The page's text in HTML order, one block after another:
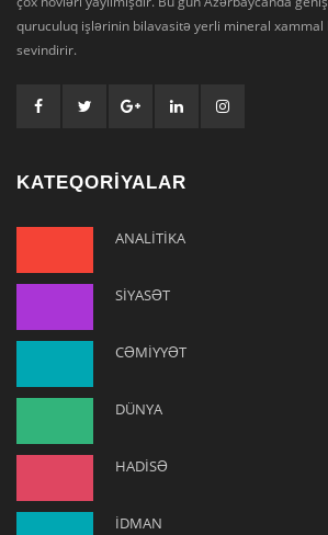
quruculuq işlərinin bilavasitə yerli mineral xammal
sevindirir.
KATEQORİYALAR
ANALİTİKA
SİYASƏT
CƏMİYYƏT
DÜNYA
HADİSƏ
İDMAN